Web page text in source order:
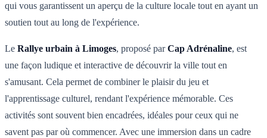
qui vous garantissent un aperçu de la culture locale tout en ayant un
soutien tout au long de l'expérience.
Le Rallye urbain à Limoges, proposé parCap Adrénaline, est
une façon ludique et interactive de découvrir la ville tout en
s'amusant. Cela permet de combiner le plaisir du jeu et
l'apprentissage culturel, rendant l'expérience mémorable. Ces
activités sont souvent bien encadrées, idéales pour ceux qui ne
savent pas par où commencer. Avec une immersion dans un cadre